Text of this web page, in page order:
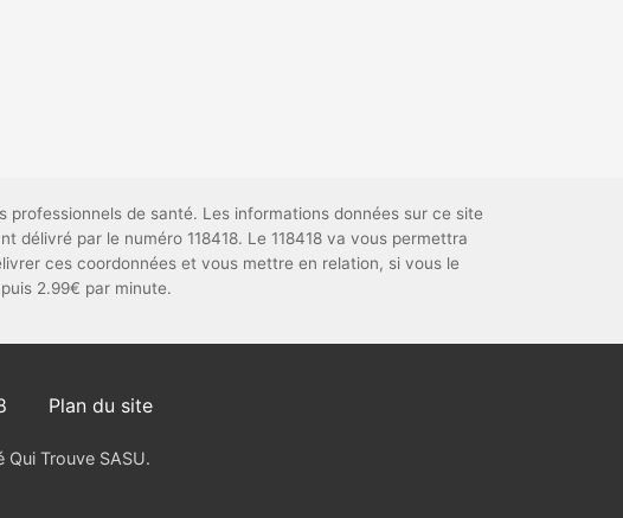
de santé. Les informations données sur ce site
par le numéro 118418. Le 118418 va vous permettra
ces coordonnées et vous mettre en relation, si vous le
2.99€ par minute.
Plan du site
Trouve SASU.